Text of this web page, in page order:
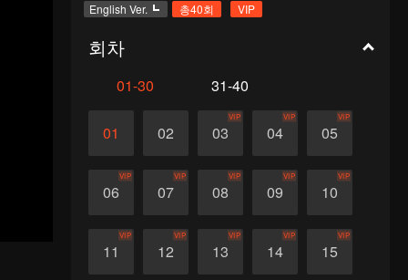
English Ver. 총40회 VIP
회차
01-30 31-40
01 02 03
VIP
04
VIP
05
VIP
06
VIP
07
VIP
08
VIP
09
VIP
10
VIP
11
VIP
12
VIP
13
VIP
14
VIP
15
VIP